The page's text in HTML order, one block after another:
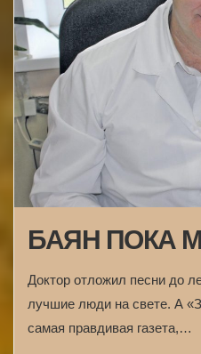
БАЯН ПОКА
Доктор отложил песни до
лучшие люди на свете. А
самая правдивая газета,…